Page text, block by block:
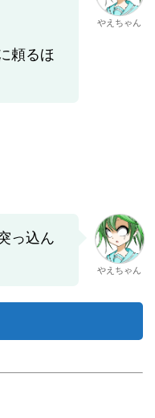
頼るほ
やえちゃん
っ込ん
やえちゃん